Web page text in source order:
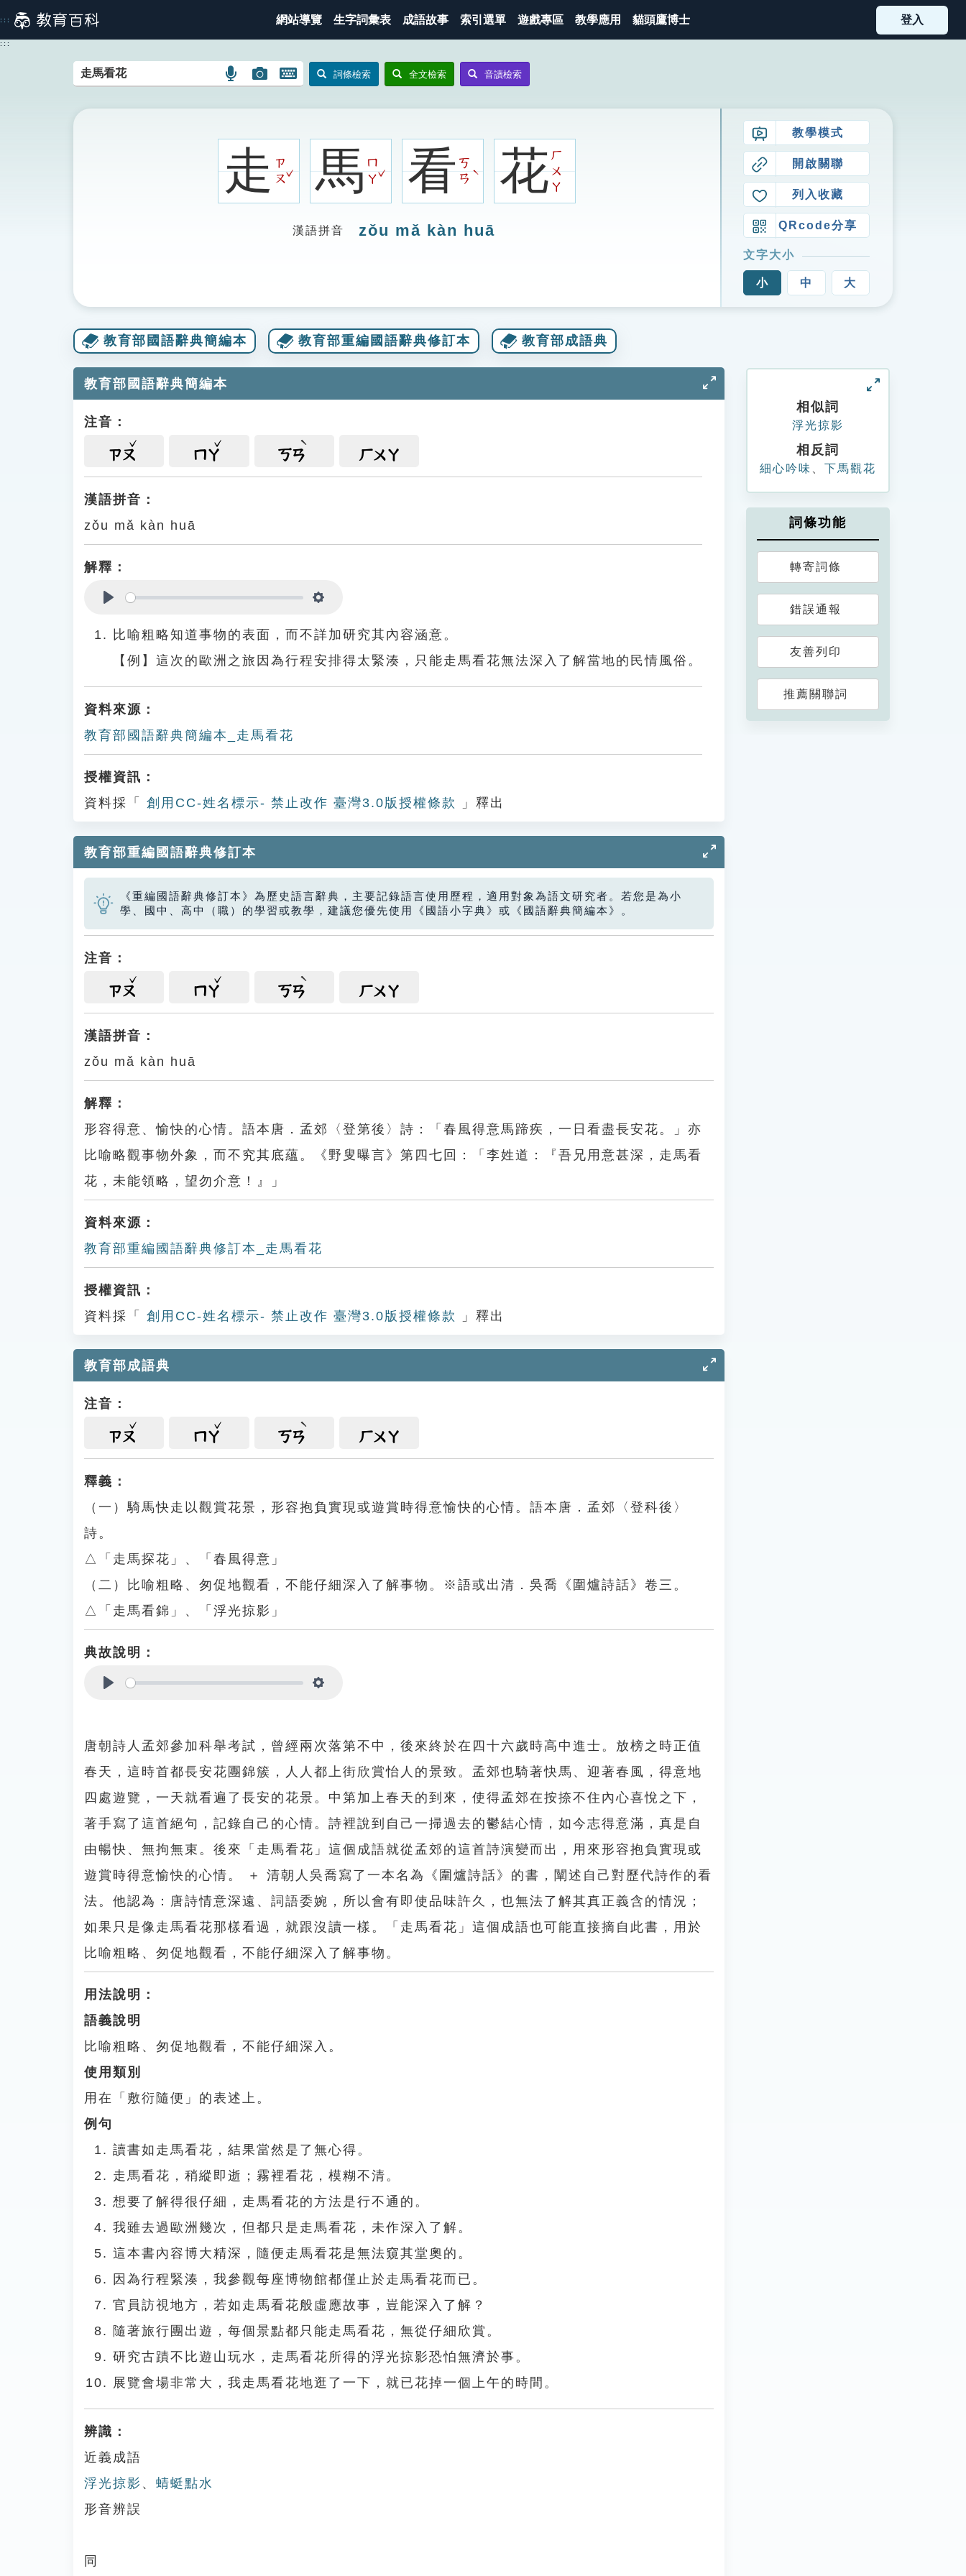
到
主
::: 網站導覽 生字詞彙表 成語故事 索引選單 遊戲專區 教學應用 貓頭鷹博士 登入
:::
語
搜
圖
示
圖
搜
圖
示
開
鍵
圖
詞條檢索 全文檢索 音讀檢索
走ㄗ
ㄡ
ˇ 馬ㄇ
ㄚ
ˇ 看ㄎ
ㄢ
ˋ 花ㄏ
ㄨ
ㄚ
漢語拼音 zǒu mǎ kàn huā
教學模式
開啟關聯
列入收藏
QRcode分享
文字大小
小 中 大
教育部國語辭典簡編本 教育部重編國語辭典修訂本 教育部成語典
教育部國語辭典簡編本
注音：
ㄗㄡ ㄇㄚ ㄎㄢ ㄏㄨㄚ
漢語拼音：
zǒu mǎ kàn huā
解釋：
比喻粗略知道事物的表面，而不詳加研究其內容涵意。
【例】這次的歐洲之旅因為行程安排得太緊湊，只能走馬看花無法深入了解當地的民情風俗。
資料來源：
教育部國語辭典簡編本_走馬看花
授權資訊：
資料採「
創用CC-姓名標示- 禁止改作 臺灣3.0版授權條款 」釋出
教育部重編國語辭典修訂本
《重編國語辭典修訂本》為歷史語言辭典，主要記錄語言使用歷程，適用對象為語文研究者。若您是為小
學、國中、高中（職）的學習或教學，建議您優先使用《國語小字典》或《國語辭典簡編本》。
注音：
ㄗㄡ ㄇㄚ ㄎㄢ ㄏㄨㄚ
漢語拼音：
zǒu mǎ kàn huā
解釋：
形容得意、愉快的心情。語本唐．孟郊〈登第後〉詩：「春風得意馬蹄疾，一日看盡長安花。」亦
比喻略觀事物外象，而不究其底蘊。《野叟曝言》第四七回：「李姓道：『吾兄用意甚深，走馬看
花，未能領略，望勿介意！』」
資料來源：
教育部重編國語辭典修訂本_走馬看花
授權資訊：
資料採「
創用CC-姓名標示- 禁止改作 臺灣3.0版授權條款 」釋出
教育部成語典
注音：
ㄗㄡ ㄇㄚ ㄎㄢ ㄏㄨㄚ
釋義：
（一）騎馬快走以觀賞花景，形容抱負實現或遊賞時得意愉快的心情。語本唐．孟郊〈登科後〉
詩。
△「走馬探花」、「春風得意」
（二）比喻粗略、匆促地觀看，不能仔細深入了解事物。※語或出清．吳喬《圍爐詩話》卷三。
△「走馬看錦」、「浮光掠影」
典故說明：
唐朝詩人孟郊參加科舉考試，曾經兩次落第不中，後來終於在四十六歲時高中進士。放榜之時正值
春天，這時首都長安花團錦簇，人人都上街欣賞怡人的景致。孟郊也騎著快馬、迎著春風，得意地
四處遊覽，一天就看遍了長安的花景。中第加上春天的到來，使得孟郊在按捺不住內心喜悅之下，
著手寫了這首絕句，記錄自己的心情。詩裡說到自己一掃過去的鬱結心情，如今志得意滿，真是自
由暢快、無拘無束。後來「走馬看花」這個成語就從孟郊的這首詩演變而出，用來形容抱負實現或
遊賞時得意愉快的心情。 ＋ 清朝人吳喬寫了一本名為《圍爐詩話》的書，闡述自己對歷代詩作的看
法。他認為：唐詩情意深遠、詞語委婉，所以會有即使品味許久，也無法了解其真正義含的情況；
如果只是像走馬看花那樣看過，就跟沒讀一樣。「走馬看花」這個成語也可能直接摘自此書，用於
比喻粗略、匆促地觀看，不能仔細深入了解事物。
用法說明：
語義說明
比喻粗略、匆促地觀看，不能仔細深入。
使用類別
用在「敷衍隨便」的表述上。
例句
讀書如走馬看花，結果當然是了無心得。
走馬看花，稍縱即逝；霧裡看花，模糊不清。
想要了解得很仔細，走馬看花的方法是行不通的。
我雖去過歐洲幾次，但都只是走馬看花，未作深入了解。
這本書內容博大精深，隨便走馬看花是無法窺其堂奧的。
因為行程緊湊，我參觀每座博物館都僅止於走馬看花而已。
官員訪視地方，若如走馬看花般虛應故事，豈能深入了解？
隨著旅行團出遊，每個景點都只能走馬看花，無從仔細欣賞。
研究古蹟不比遊山玩水，走馬看花所得的浮光掠影恐怕無濟於事。
展覽會場非常大，我走馬看花地逛了一下，就已花掉一個上午的時間。
辨識：
近義成語
浮光掠影 、 蜻蜓點水
形音辨誤
同
相似詞
浮光掠影
相反詞
細心吟味 下馬觀花
詞條功能
轉寄詞條
錯誤通報
友善列印
推薦關聯詞